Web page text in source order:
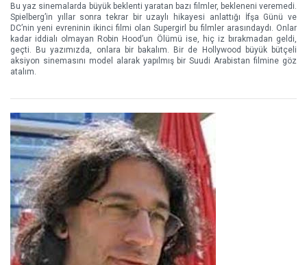
Bu yaz sinemalarda büyük beklenti yaratan bazı filmler, bekleneni veremedi.
Spielberg’in yıllar sonra tekrar bir uzaylı hikayesi anlattığı İfşa Günü ve
DC’nin yeni evreninin ikinci filmi olan Supergirl bu filmler arasındaydı. Onlar
kadar iddialı olmayan Robin Hood’un Ölümü ise, hiç iz bırakmadan geldi,
geçti. Bu yazımızda, onlara bir bakalım. Bir de Hollywood büyük bütçeli
aksiyon sinemasını model alarak yapılmış bir Suudi Arabistan filmine göz
atalım.